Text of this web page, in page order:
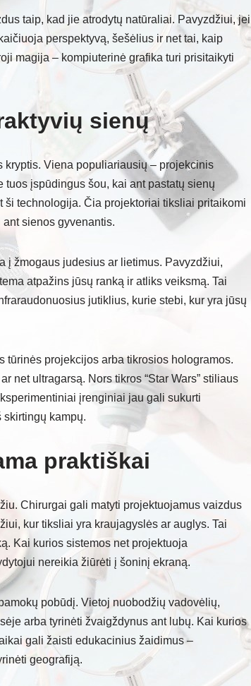
taip, kad jie atrodytų natūraliai. Pavyzdžiui, jei
perspektyvą, šešėlius ir net tai, kaip
magija – kompiuterinė grafika turi prisitaikyti
sienų
Viena populiariausių – projekcinis
įspūdingus šou, kai ant pastatų sienų
ši technologija. Čia projektoriai tiksliai pritaikomi
sienos gyvenantis.
į žmogaus judesius ar lietimus. Pavyzdžiui,
atpažins jūsų ranką ir atliks veiksmą. Tai
jutiklius, kurie stebi, kur yra jūsų
projekcijos arba tikrosios hologramos.
net ultragarsą. Nors tikros “Star Wars” stiliaus
įrenginiai jau gali sukurti
skirtingų kampų.
praktiškai
Chirurgai gali matyti projektuojamus vaizdus
kur tiksliai yra kraujagyslės ar auglys. Tai
Kai kurios sistemos net projektuoja
nereikia žiūrėti į šoninį ekraną.
pobūdį. Vietoj nuobodžių vadovėlių,
arba tyrinėti žvaigždynus ant lubų. Kai kurios
gali žaisti edukacinius žaidimus –
geografiją.